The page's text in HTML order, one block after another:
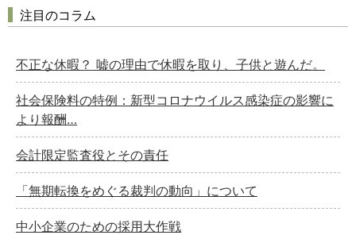
注目のコラム
不正な休暇？ 嘘の理由で休暇を取り、子供と遊んだ。
社会保険料の特例：新型コロナウイルス感染症の影響に
より報酬…
会計限定監査役とその責任
「無期転換をめぐる裁判の動向」について
中小企業のための採用大作戦